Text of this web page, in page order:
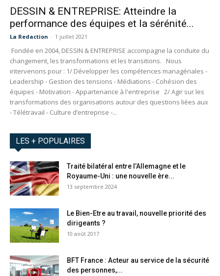
DESSIN & ENTREPRISE: Atteindre la
performance des équipes et la sérénité...
La Redaction - 1 juillet 2021
Fondée en 2004, DESSIN & ENTREPRISE accompagne la conduite du
changement, les transformations et les transitions. Nous
intervenons pour : 1/ Développer les compétences managériales -
Leadership - Gestion des tensions - Médiations - Cohésion des
équipes - Motivation - Appartenance à l'entreprise 2/ Agir sur les
transformations des organisations autour des questions liées aux
- Télétravail - Culture d’entreprise -...
LES + POPULAIRES
Traité bilatéral entre l’Allemagne et le
Royaume-Uni : une nouvelle ère...
13 septembre 2024
Le Bien-Etre au travail, nouvelle priorité des
dirigeants ?
10 août 2017
BFT France : Acteur au service de la sécurité
des personnes,...